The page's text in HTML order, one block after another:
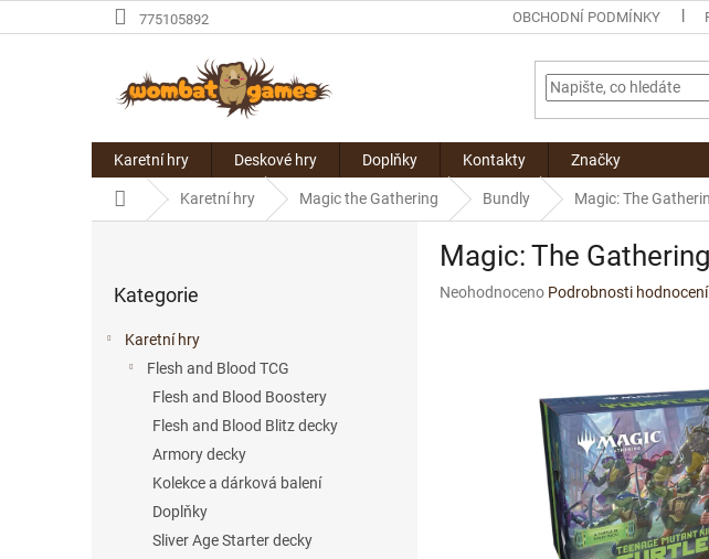
na
775105892 OBCHODNÍ PODMÍNKY
Karetní hry Deskové hry Doplňky Kontakty Značky
Domů Karetní hry Magic the Gathering Bundly Magic: The
kategorie
Kategorie
Karetní hry
Flesh and Blood TCG
Flesh and Blood Boostery
Flesh and Blood Blitz decky
Armory decky
Kolekce a dárková balení
Doplňky
Sliver Age Starter decky
Magic: The
Průměrné
Neohodnoceno Podrobnosti hodnocení